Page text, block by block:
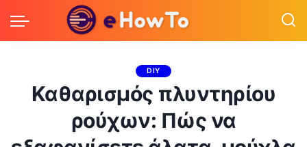
DIY
Καθαρισμός πλυντηρίου
ρούχων: Πώς να